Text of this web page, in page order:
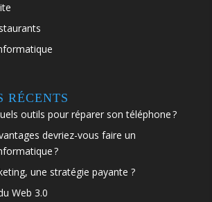
RÉCENTS
outils pour réparer son téléphone ?
devriez-vous faire un
?
une stratégie payante ?
Web 3.0